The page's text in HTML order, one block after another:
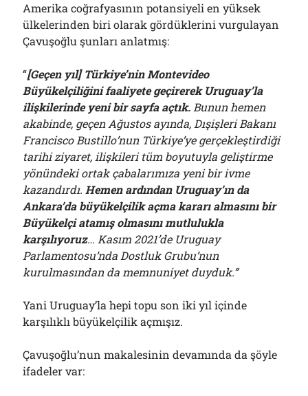
Amerika coğrafyasının potansiyeli en yüksek
ülkelerinden biri olarak gördüklerini vurgulayan
Çavuşoğlu şunları anlatmış:
“[Geçen yıl]Türkiye’nin Montevideo
Büyükelçiliğini faaliyete geçirerek Uruguay’la
ilişkilerinde yeni bir sayfa açtık. Bunun hemen
akabinde, geçen Ağustos ayında, Dışişleri Bakanı
Francisco Bustillo’nun Türkiye’ye gerçekleştirdiği
tarihi ziyaret, ilişkileri tüm boyutuyla geliştirme
yönündeki ortak çabalarımıza yeni bir ivme
kazandırdı. Hemen ardından Uruguay’ın da
Ankara’da büyükelçilik açma kararı almasını bir
Büyükelçi atamış olmasını mutlulukla
karşılıyoruz… Kasım 2021’de Uruguay
Parlamentosu’nda Dostluk Grubu’nun
kurulmasından da memnuniyet duyduk.”
Yani Uruguay’la hepi topu son iki yıl içinde
karşılıklı büyükelçilik açmışız.
Çavuşoğlu’nun makalesinin devamında da şöyle
ifadeler var: